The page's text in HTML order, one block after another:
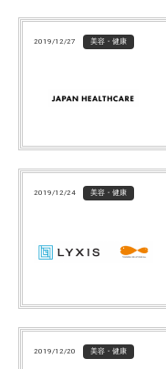
2019/12/27 美容・健康
2019/12/24 美容・健康
2019/12/20 美容・健康